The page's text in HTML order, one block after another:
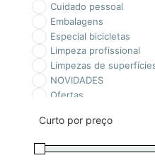
Cuidado pessoal
Embalagens
Especial bicicletas
Limpeza profissional
Limpezas de
NOVIDADES
Ofertas
Químicos
Tratamento Biológico
Curto por preço